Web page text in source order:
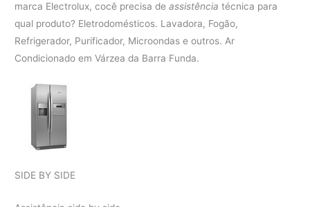
marca Electrolux, cocê precisa deassistência técnica para
qual produto? Eletrodomésticos. Lavadora, Fogão,
Refrigerador, Purificador, Microondas e outros. Ar
Condicionado em Várzea da Barra Funda.
SIDE BY SIDE